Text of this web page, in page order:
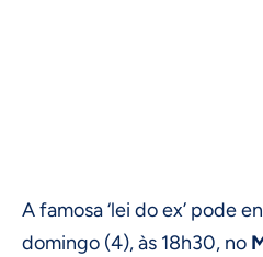
A famosa ‘lei do ex’ pode
domingo (4), às 18h30, no